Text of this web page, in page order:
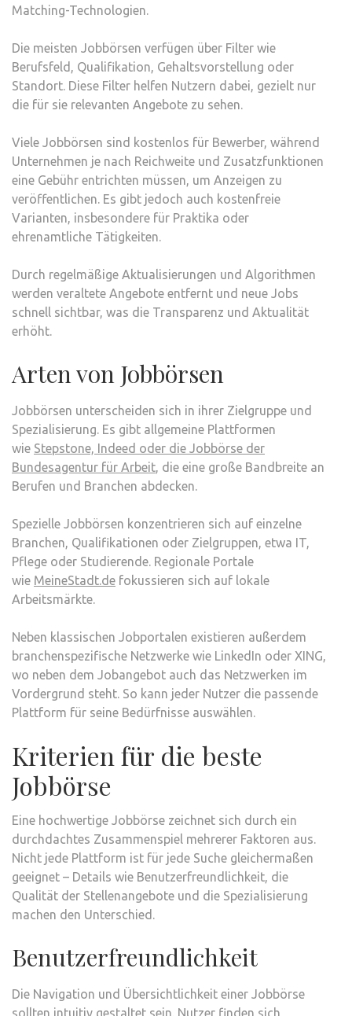
Matching-Technologien.
Die meisten Jobbörsen verfügen über Filter wie
Berufsfeld, Qualifikation, Gehaltsvorstellung oder
Standort. Diese Filter helfen Nutzern dabei, gezielt nur
die für sie relevanten Angebote zu sehen.
Viele Jobbörsen sind kostenlos für Bewerber, während
Unternehmen je nach Reichweite und Zusatzfunktionen
eine Gebühr entrichten müssen, um Anzeigen zu
veröffentlichen. Es gibt jedoch auch kostenfreie
Varianten, insbesondere für Praktika oder
ehrenamtliche Tätigkeiten.
Durch regelmäßige Aktualisierungen und Algorithmen
werden veraltete Angebote entfernt und neue Jobs
schnell sichtbar, was die Transparenz und Aktualität
erhöht.
Arten von Jobbörsen
Jobbörsen unterscheiden sich in ihrer Zielgruppe und
Spezialisierung. Es gibt allgemeine Plattformen
wie Stepstone, Indeed oder die Jobbörse der
Bundesagentur für Arbeit, die eine große Bandbreite an
Berufen und Branchen abdecken.
Spezielle Jobbörsen konzentrieren sich auf einzelne
Branchen, Qualifikationen oder Zielgruppen, etwa IT,
Pflege oder Studierende. Regionale Portale
wie MeineStadt.de fokussieren sich auf lokale
Arbeitsmärkte.
Neben klassischen Jobportalen existieren außerdem
branchenspezifische Netzwerke wie LinkedIn oder XING,
wo neben dem Jobangebot auch das Netzwerken im
Vordergrund steht. So kann jeder Nutzer die passende
Plattform für seine Bedürfnisse auswählen.
Kriterien für die beste
Jobbörse
Eine hochwertige Jobbörse zeichnet sich durch ein
durchdachtes Zusammenspiel mehrerer Faktoren aus.
Nicht jede Plattform ist für jede Suche gleichermaßen
geeignet – Details wie Benutzerfreundlichkeit, die
Qualität der Stellenangebote und die Spezialisierung
machen den Unterschied.
Benutzerfreundlichkeit
Die Navigation und Übersichtlichkeit einer Jobbörse
sollten intuitiv gestaltet sein. Nutzer finden sich